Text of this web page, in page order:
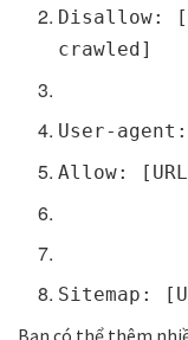
Disallow:
crawled]
User-
Allow:
Sitemap: